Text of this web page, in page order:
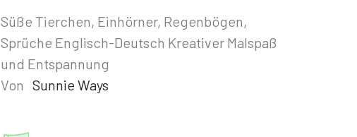
Süße Tierchen, Einhörner, Regenbögen,
Sprüche Englisch-Deutsch Kreativer Malspaß
und Entspannung
Von Sunnie Ways